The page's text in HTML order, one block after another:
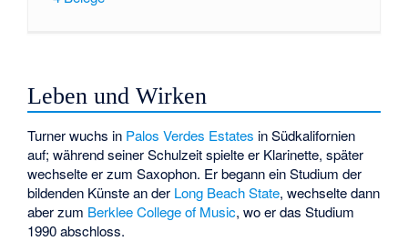
Leben und Wirken
Turner wuchs in Palos Verdes Estates in Südkalifornien
auf; während seiner Schulzeit spielte er Klarinette, später
wechselte er zum Saxophon. Er begann ein Studium der
bildenden Künste an der Long Beach State, wechselte dann
aber zum Berklee College of Music, wo er das Studium
1990 abschloss.